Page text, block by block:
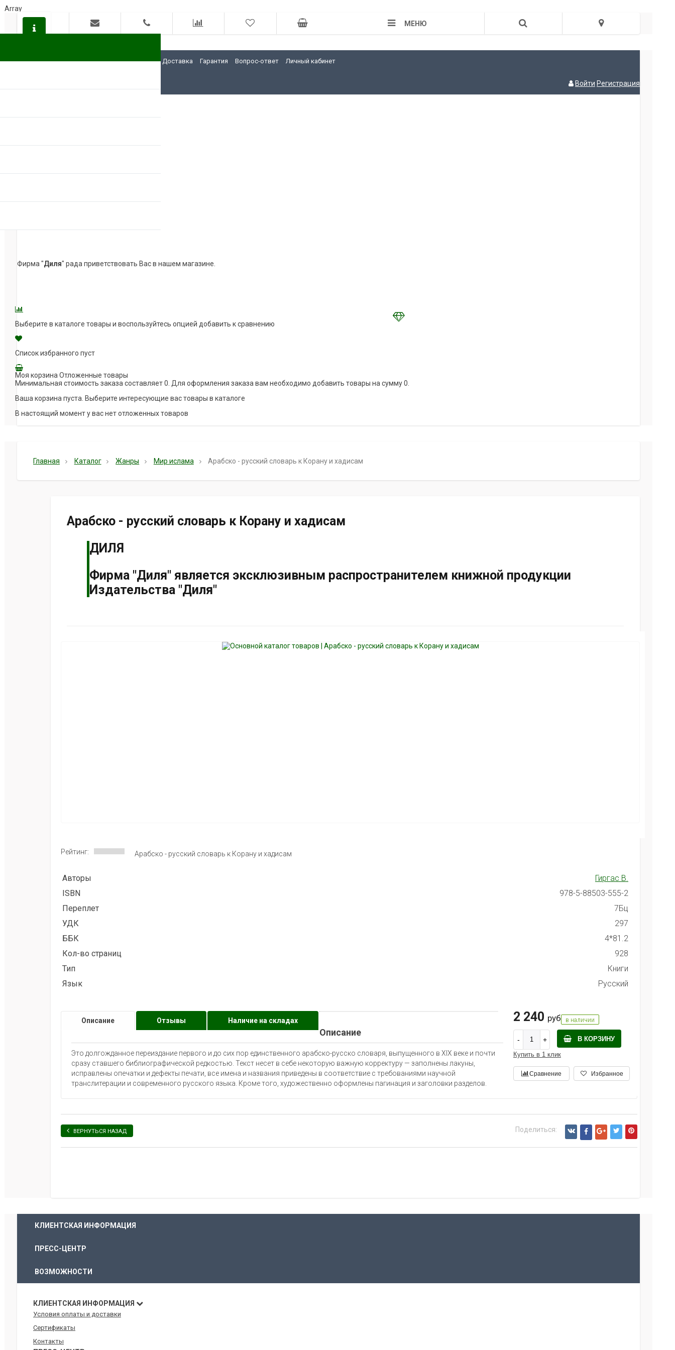
Array
МЕНЮ
О компании/About us FOREIGN RIGHTS Доставка Гарантия Вопрос-ответ Личный кабинет
Войти Регистрация
Фирма "Диля" рада приветствовать Вас в нашем магазине.
Выберите в каталоге товары и воспользуйтесь опцией добавить к сравнению
Список избранного пуст
Моя корзинаОтложенные товары
Минимальная стоимость заказа составляет 0. Для оформления заказа вам необходимо добавить товары на сумму 0.
Ваша корзина пуста. Выберите интересующие вас товары в каталоге
В настоящий момент у вас нет отложенных товаров
Главная Каталог Жанры Мир ислама Арабско - русский словарь к Корану и хадисам
Арабско - русский словарь к Корану и хадисам
ДИЛЯ
Фирма "Диля" является эксклюзивным распространителем книжной продукции
Издательства "Диля"
Рейтинг: Арабско - русский словарь к Корану и хадисам
Авторы
Гиргас В.
ISBN
978-5-88503-555-2
Переплет
7Бц
УДК
297
ББК
4*81.2
Кол-во страниц
928
Тип
Книги
Язык
Русский
2 240 руб в наличии
В КОРЗИНУ
Купить в 1 клик
Сравнение Избранное
Описание
Отзывы Наличие на складах
Описание
Это долгожданное переиздание первого и до сих пор единственного арабско-русско словаря, выпущенного в XIX веке и почти
сразу ставшего библиографической редкостью. Текст несет в себе некоторую важную корректуру — заполнены лакуны,
исправлены опечатки и дефекты печати, все имена и названия приведены в соответствие с требованиями научной
транслитерации и современного русского языка. Кроме того, художественно оформлены пагинация и заголовки разделов.
ВЕРНУТЬСЯ НАЗАД Поделиться:
КЛИЕНТСКАЯ ИНФОРМАЦИЯ
ПРЕСС-ЦЕНТР
ВОЗМОЖНОСТИ
КЛИЕНТСКАЯ ИНФОРМАЦИЯ
Условия оплаты и доставки
Сертификаты
Контакты